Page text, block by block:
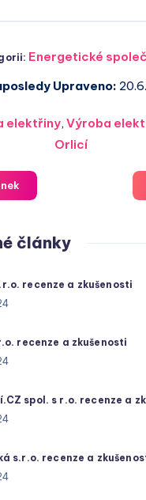
Energetické
Upraveno:
elektřiny, Výroba
Orlicí
články
recenze a zkušenosti
recenze a zkušenosti
spol. s r.o. recenze a
s.r.o. recenze a